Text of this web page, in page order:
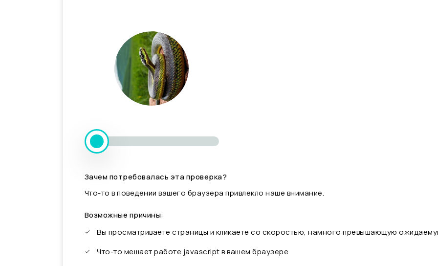
Зачем потребовалась эта проверка?
Что-то в поведении вашего браузера привлекло наше внимание.
Возможные причины:
Вы просматриваете страницы и кликаете со скоростью, намного превышающую
Что-то мешает работе javascript в вашем браузере